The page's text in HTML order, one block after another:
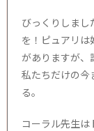
びっくりしまし
を！ピュアリは
がありますが、
私たちだけの今
る。
コーラル先生